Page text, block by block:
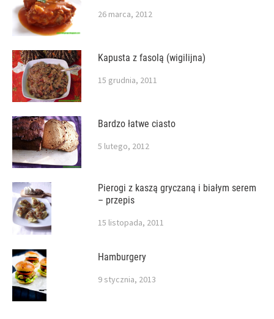
26 marca, 2012
Kapusta z fasolą (wigilijna)
15 grudnia, 2011
Bardzo łatwe ciasto
5 lutego, 2012
Pierogi z kaszą gryczaną i białym serem
– przepis
15 listopada, 2011
Hamburgery
9 stycznia, 2013